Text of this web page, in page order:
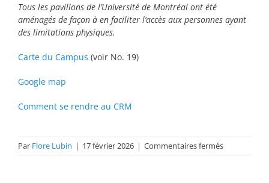
Abonnement à l’infolettre
Tous les pavillons de l’Université de Montréal ont été
aménagés de façon à en faciliter l’accès aux personnes ayant
des limitations physiques.
Carte du Campus (voir No. 19)
Google map
Comment se rendre au CRM
Par Flore Lubin | 17 février 2026 | Commentaires ferméssur
Lieu